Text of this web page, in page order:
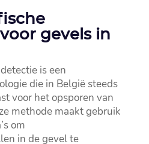
gevels in
is een
die in België steeds
voor het opsporen van
methode maakt gebruik
om
in de gevel te